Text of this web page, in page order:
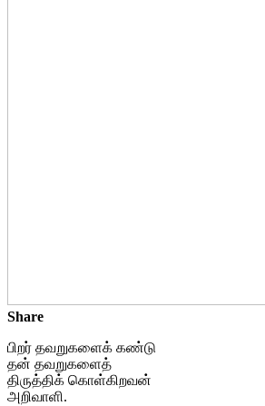
Share
பிறர் தவறுகளைக் கண்டு
தன் தவறுகளைத்
திருத்திக் கொள்கிறவன்
அறிவாளி.